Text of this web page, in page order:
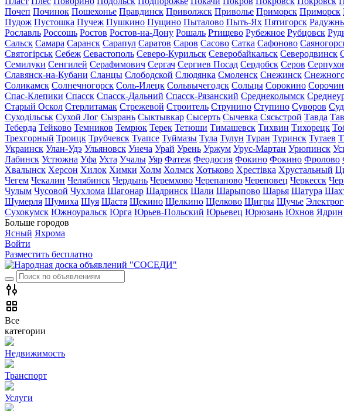
Почеп Починок Пошехонье Правдинск Приволжск Приволье Приморск Приморск
Пудож Пустошка Пучеж Пушкино Пущино Пыталово Пыть-Ях Пятигорск
Рославль Россошь Ростов Ростов-на-Дону Рошаль Ртищево Рубежное Рубцовск
Сальск Самара Саранск Сарапул Саратов Саров Сасово Сатка Сафоново
Святогірськ Себеж Севастополь Северо-Курильск Северобайкальск Северодвинск
Семилуки Сенгилей Серафимович Сергач Сергиев Посад Сердобск Серов
Славянск-на-Кубани Сланцы Слободской Слюдянка Смоленск Снежинск
Соликамск Солнечногорск Соль-Илецк Сольвычегодск Сольцы Сорокино
Спас-Клепики Спасск Спасск-Дальний Спасск-Рязанский Среднеколымск
Старый Оскол Стерлитамак Стрежевой Строитель Струнино Ступино Суворов
Суходільськ Сухой Лог Сызрань Сыктывкар Сысерть Сычевка Сясьстрой Тавда
Теберда Тейково Темников Темрюк Терек Тетюши Тимашевск Тихвин Тихорецк
Трехгорный Троицк Трубчевск Туапсе Туймазы Тула Тулун Туран Туринск Тутаев
Украинск Улан-Удэ Ульяновск Унеча Урай Урень Уржум Урус-Мартан Урюпинск
Лабинск Устюжна Уфа Ухта Учалы Уяр Фатеж Феодосия Фокино Фокино Фролово
Хвалынск Херсон Хилок Химки Холм Холмск Хотьково Хрестівка Хрустальный
Чегем Чекалин Челябинск Чердынь Черемхово Черепаново Череповец Черкесск
Чулым Чусовой Чухлома Шагонар Шадринск Шали Шарыпово Шарья Шатура
Шумерля Шумиха Шуя Щастя Щекино Щелкино Щелково Щигры Щучье
Сухокумск Южноуральск Юрга Юрьев-Польский Юрьевец Юрюзань Юхнов Ядрин
Больше городов
Ясный Яхрома
Войти
Разместить бесплатно
Все
категории
Недвижимость
Транспорт
Услуги